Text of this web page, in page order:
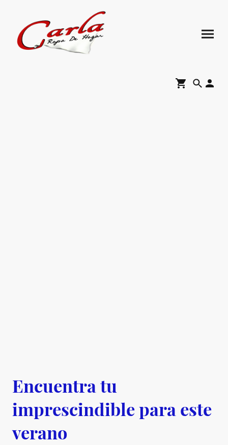
Encuentra tu
imprescindible para este
verano